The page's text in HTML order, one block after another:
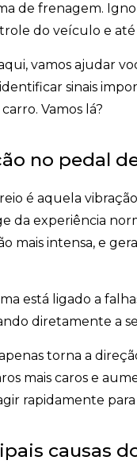
de frenagem.
do veículo e
vamos ajudar
sinais
Vamos lá?
no pedal
é aquela
da experiência
mais intensa, e
está ligado a
diretamente a
torna a
mais caros e
rapidamente
causas